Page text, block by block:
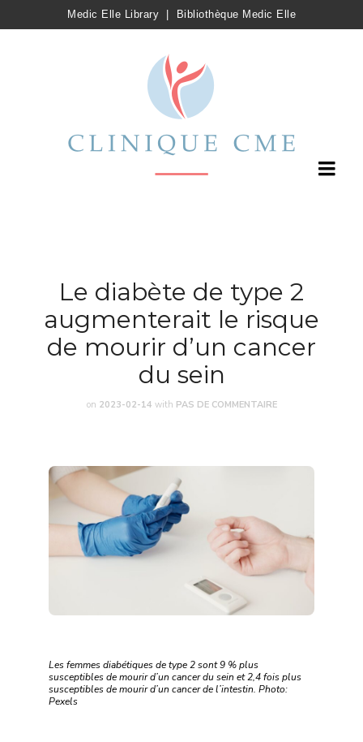
Medic Elle Library Bibliothèque Medic Elle
Le diabète de type 2
augmenterait le risque
de mourir d’un cancer
du sein
on 2023-02-14 with PAS DE COMMENTAIRE
Les femmes diabétiques de type 2 sont 9 % plus
susceptibles de mourir d’un cancer du sein et 2,4 fois plus
susceptibles de mourir d’un cancer de l’intestin. Photo:
Pexels